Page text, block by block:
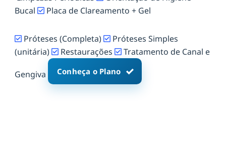
Bucal
Placa de Clareamento + Gel
Próteses (Completa)
Próteses Simples
(unitária)
Restaurações Tratamento de Canal e
Gengiva Conheça o Plano